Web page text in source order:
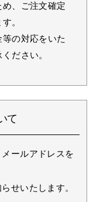
め、ご注文確定
。
の対応をいた
ださい。
て
ールアドレスを
せいたします。